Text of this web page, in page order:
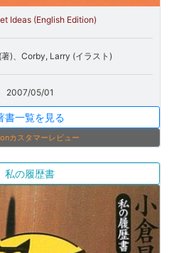
Ideas (English Edition)
)、Corby, Larry (イラスト)
2007/05/01
書一覧を見る
カスタマーレビュー
私の履歴書